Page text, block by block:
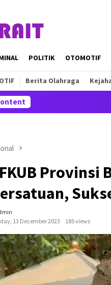
POLITIK OTOMOTIF
Berita Olahraga
Provinsi
13 December 2023
185 views